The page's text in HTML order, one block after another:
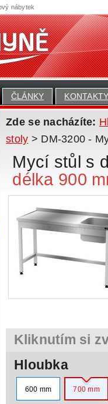
ČLÁNKY
Zde se nacházíte:
stoly > DM-3200 -
Mycí stůl s
délka 900
Kliknutím si
Hloubka
600 mm 700 mm
nábytek